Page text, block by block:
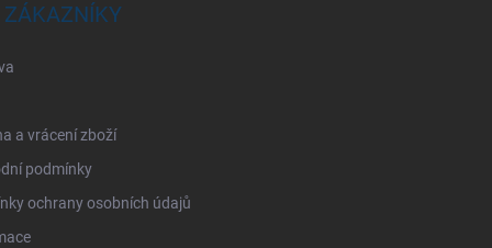
ZÁKAZNÍKY
a vrácení zboží
podmínky
ochrany osobních údajů